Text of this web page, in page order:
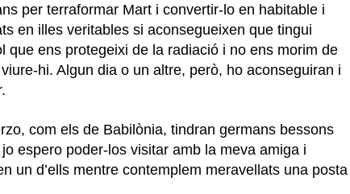
per terraformar Mart i convertir-lo en habitable i
en illes veritables si aconsegueixen que tingui
que ens protegeixi de la radiació i no ens morim de
hi. Algun dia o un altre, però, ho aconseguiran i
com els de Babilònia, tindran germans bessons
espero poder-los visitar amb la meva amiga i
un d’ells mentre contemplem meravellats una posta